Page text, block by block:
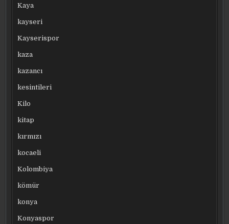
Kaya
kayseri
Kayserispor
kaza
kazancı
kesintileri
Kilo
kitap
kırmızı
kocaeli
Kolombiya
kömür
konya
Konyaspor